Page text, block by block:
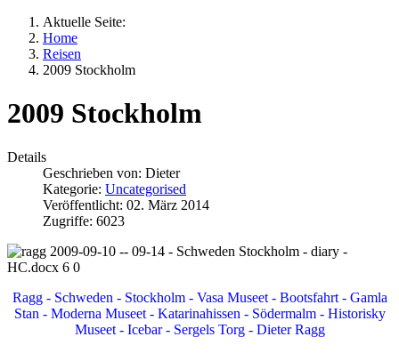
Aktuelle Seite:
Home
Reisen
2009 Stockholm
2009 Stockholm
Details
Geschrieben von: Dieter
Kategorie: Uncategorised
Veröffentlicht: 02. März 2014
Zugriffe: 6023
Ragg - Schweden - Stockholm - Vasa Museet - Bootsfahrt - Gamla
Stan - Moderna Museet - Katarinahissen - Södermalm - Historisky
Museet - Icebar - Sergels Torg - Dieter Ragg